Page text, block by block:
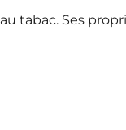
tabac. Ses